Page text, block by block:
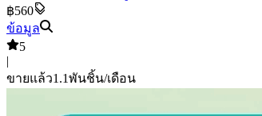
฿560
ข้อมูล
5
|
ขายแล้ว1.1พันชิ้น/เดือน